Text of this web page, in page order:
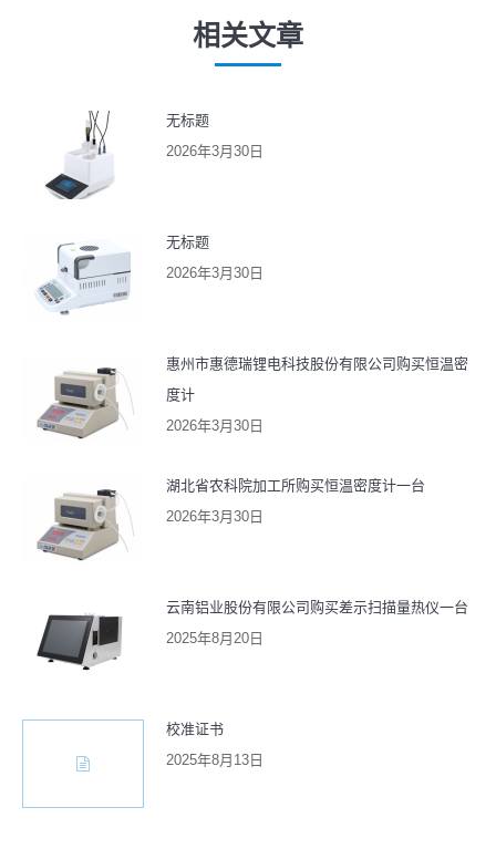
章：
相关文章
无标题
2026年3月30日
无标题
2026年3月30日
惠州市惠德瑞锂电科技股份有限公司购买恒温密
度计
2026年3月30日
湖北省农科院加工所购买恒温密度计一台
2026年3月30日
云南铝业股份有限公司购买差示扫描量热仪一台
2025年8月20日
校准证书
2025年8月13日